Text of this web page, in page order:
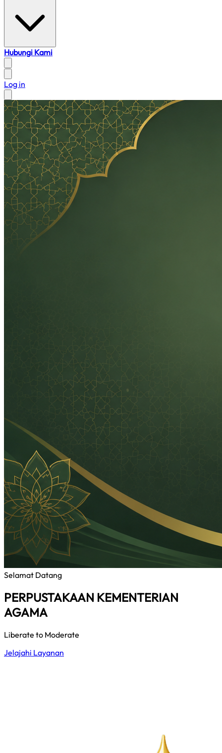
Hubungi Kami
Log in
Selamat Datang
PERPUSTAKAAN KEMENTERIAN
AGAMA
Liberate to Moderate
Jelajahi Layanan